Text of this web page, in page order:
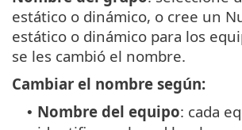
estático o dinámico, o cree un
estático o dinámico para los
se les cambió el nombre.
Cambiar el nombre según:
• Nombre del equipo: cada